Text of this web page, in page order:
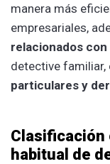
manera más
empresariales,
relacionados
detective familiar,
particulares y
Clasificación
habitual de